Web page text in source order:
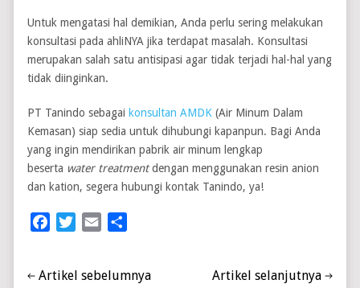
Untuk mengatasi hal demikian, Anda perlu sering melakukan
konsultasi pada ahliNYA jika terdapat masalah. Konsultasi
merupakan salah satu antisipasi agar tidak terjadi hal-hal yang
tidak diinginkan.
PT Tanindo sebagai konsultan AMDK (Air Minum Dalam
Kemasan) siap sedia untuk dihubungi kapanpun. Bagi Anda
yang ingin mendirikan pabrik air minum lengkap
beserta water treatmentdengan menggunakan resin anion
dan kation, segera hubungi kontak Tanindo, ya!
FacebookTwitterEmail
Artikel sebelumnya Artikel selanjutnya